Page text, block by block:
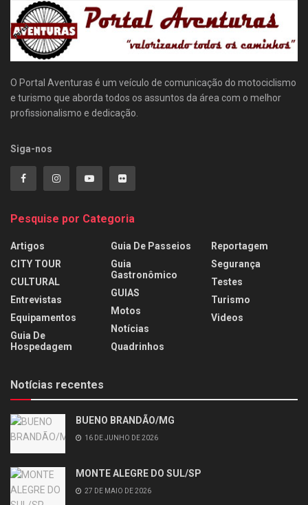
O Portal Aventuras é um veículo de comunicação do motociclismo
e turismo que aborda todos os assuntos da área com o melhor
profissionalismo e dedicação.
Siga-nos
Pesquise por Categoria
Artigos
CITY TOUR
CULTURAL
Entrevistas
Equipamentos
Guia De
Hospedagem
Guia De Passeios
Guia
Gastronômico
GUIAS
Motos
Notícias
Quadrinhos
Reportagem
Segurança
Testes
Turismo
Videos
Notícias recentes
BUENO BRANDÃO/MG
16 DE JUNHO DE 2026
MONTE ALEGRE DO SUL/SP
27 DE MAIO DE 2026